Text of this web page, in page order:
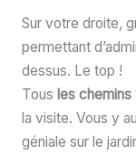
Sur votre droite,
permettant
dessus. Le top !
Tous les chemins
la visite. Vous y
géniale sur le